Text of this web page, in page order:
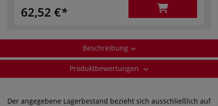
62,52 €
Beschreibung
Produktbewertungen
Der angegebene Lagerbestand bezieht sich ausschließlich auf